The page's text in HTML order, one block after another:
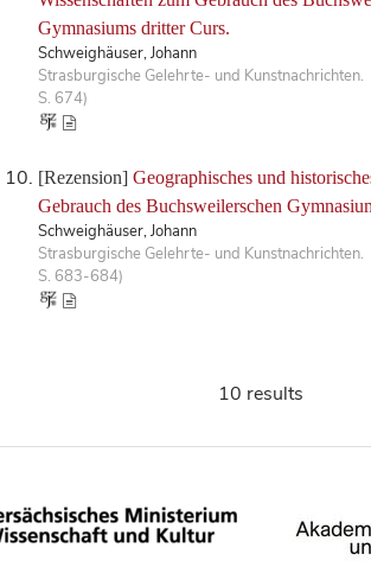
Gymnasiums dritter Curs.
Schweighäuser, Johann
Strasburgische Gelehrte- und
S. 674)
[Rezension] Geographisches und
Gebrauch des Buchsweilerschen
Schweighäuser, Johann
Strasburgische Gelehrte- und
S. 683-684)
10 results